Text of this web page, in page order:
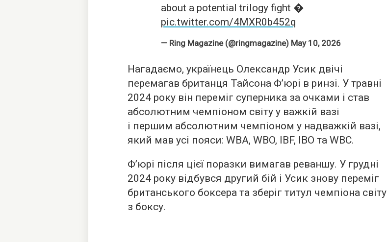
about a potential trilogy fight �
pic.twitter.com/4MXR0b452q
— Ring Magazine (@ringmagazine) May 10, 2026
Нагадаємо, українець Олександр Усик двічі
перемагав британця Тайсона Ф’юрі в ринзі. У травні
2024 року він переміг суперника за очками і став
абсолютним чемпіоном світу у важкій вазі
і першим абсолютним чемпіоном у надважкій вазі,
який мав усі пояси: WBA, WBO, IBF, IBO та WBC.
Фʼюрі після цієї поразки вимагав реваншу. У грудні
2024 року відбувся другий бій і Усик знову переміг
британського боксера та зберіг титул чемпіона світу
з боксу.